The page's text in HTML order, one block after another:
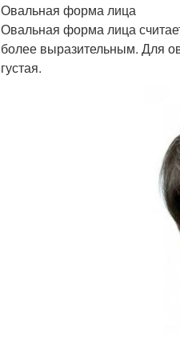
Овальная форма лица
Овальная форма лица
более выразительным. Для
густая.